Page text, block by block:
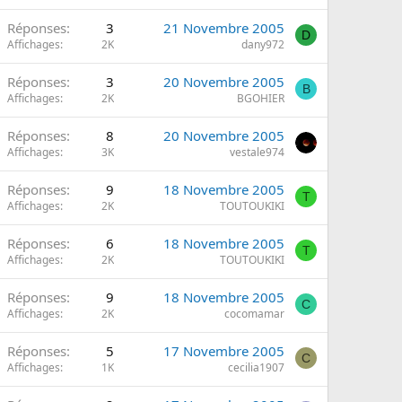
Réponses 3
Affichages 2K
21 Novembre 2005
dany972
D
Réponses 3
Affichages 2K
20 Novembre 2005
BGOHIER
B
Réponses 8
Affichages 3K
20 Novembre 2005
vestale974
Réponses 9
Affichages 2K
18 Novembre 2005
TOUTOUKIKI
T
Réponses 6
Affichages 2K
18 Novembre 2005
TOUTOUKIKI
T
Réponses 9
Affichages 2K
18 Novembre 2005
cocomamar
C
Réponses 5
Affichages 1K
17 Novembre 2005
cecilia1907
C